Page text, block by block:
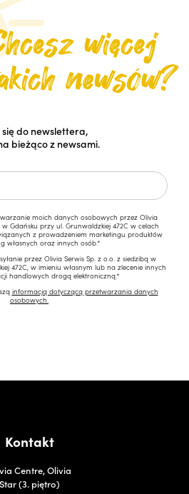
do newslettera,
bieżąco z newsami.
moich danych osobowych przez Olivia
w Gdańsku przy ul. Grunwaldzkiej 472C w celach
z prowadzeniem marketingu produktów
własnych oraz innych osób.*
przez Olivia Serwis Sp. z o.o. z siedzibą w
472C, w imieniu własnym lub na zlecenie innych
handlowych drogą elektroniczną.*
informacją dotyczącą przetwarzania danych
osobowych.
Kontakt
Centre, Olivia
Star (3. piętro)